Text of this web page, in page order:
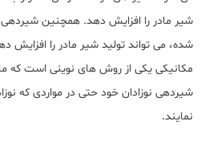
شده، می تواند تولید شیر مادر را
مکانیکی یکی از روش های نوینی است که
شیردهی نوزادان خود حتی در مواردی که
نمایند.